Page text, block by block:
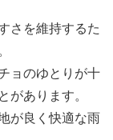
さを維持するた
ョのゆとりが十
があります。
が良く快適な雨